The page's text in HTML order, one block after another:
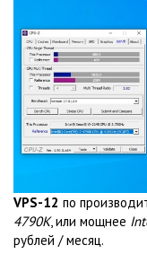
VPS-12 по
4790K, или мощнее
рублей / месяц.